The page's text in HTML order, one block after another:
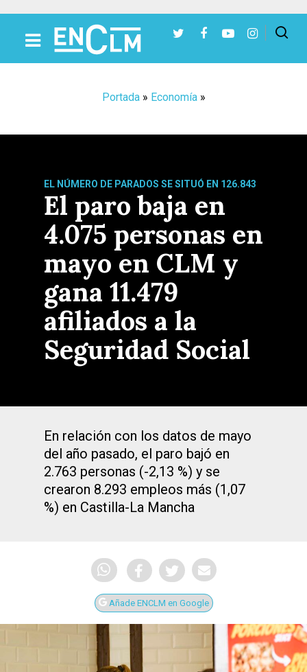
Portada» Economía»
EL NÚMERO DE PARADOS SE SITUÓ EN 126.843
El paro baja en
4.075 personas en
mayo en CLM y
gana 11.479
afiliados a la
Seguridad Social
En relación con los datos de mayo
del año pasado, el paro bajó en
2.763 personas (-2,13 %) y se
crearon 8.293 empleos más (1,07
%) en Castilla-La Mancha
Añade ENCLM en Google